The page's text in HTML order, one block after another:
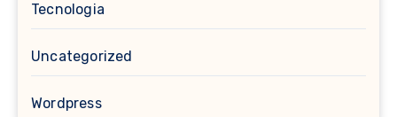
Tecnologia
Uncategorized
Wordpress